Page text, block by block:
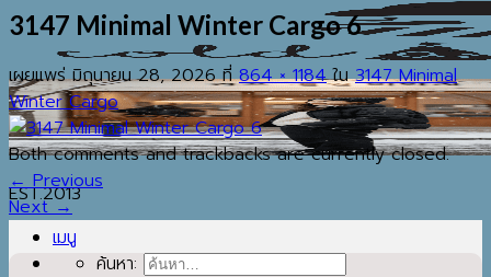
EST.2013
เมนู
ค้นหา:
3147 Minimal Winter Cargo 6
เผยแพร่มิถุนายน 28, 2026ที่864 × 1184ใน3147 Minimal
Winter Cargo
Both comments and trackbacks are currently closed.
←Previous
Next→